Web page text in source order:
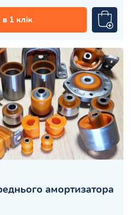
1 клік
амортизатора